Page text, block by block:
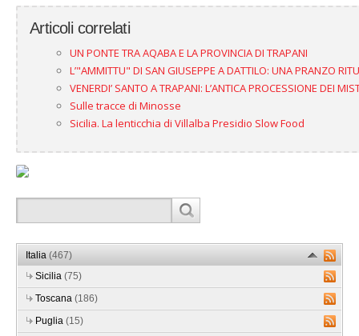
Articoli correlati
UN PONTE TRA AQABA E LA PROVINCIA DI TRAPANI
L’"AMMITTU" DI SAN GIUSEPPE A DATTILO: UNA PRANZO
VENERDI’ SANTO A TRAPANI: L’ANTICA PROCESSIONE DEI
Sulle tracce di Minosse
Sicilia. La lenticchia di Villalba Presidio Slow Food
Italia (467)
Sicilia (75)
Toscana (186)
Puglia (15)